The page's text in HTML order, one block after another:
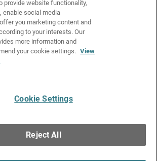
2026 WatchGuard Technologies, Inc. All
Rights Reserved.
provide website functionality,
enable social media
you marketing content and
to your interests. Our
more information and
your cookie settings. View
Cookie Settings
Reject All